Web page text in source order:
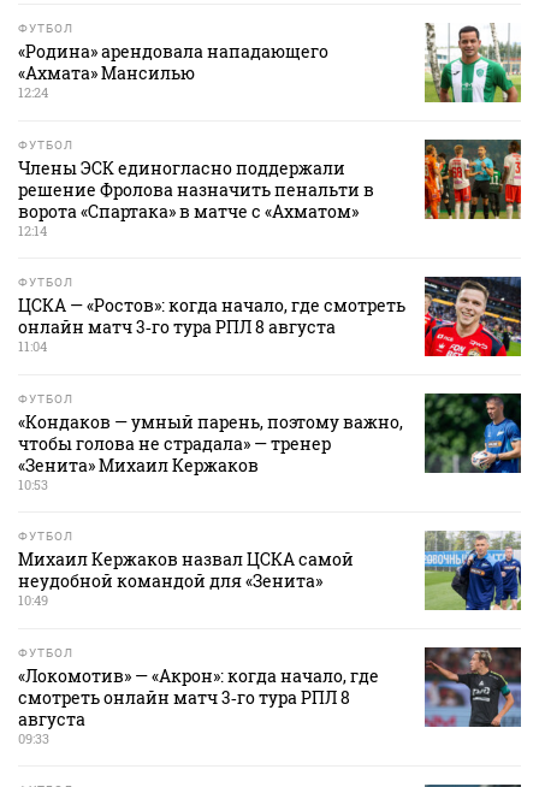
ФУТБОЛ
«Родина» арендовала нападающего
«Ахмата» Мансилью
12:24
ФУТБОЛ
Члены ЭСК единогласно поддержали
решение Фролова назначить пенальти в
ворота «Спартака» в матче с «Ахматом»
12:14
ФУТБОЛ
ЦСКА — «Ростов»: когда начало, где смотреть
онлайн матч 3‑го тура РПЛ 8 августа
11:04
ФУТБОЛ
«Кондаков — умный парень, поэтому важно,
чтобы голова не страдала» — тренер
«Зенита» Михаил Кержаков
10:53
ФУТБОЛ
Михаил Кержаков назвал ЦСКА самой
неудобной командой для «Зенита»
10:49
ФУТБОЛ
«Локомотив» — «Акрон»: когда начало, где
смотреть онлайн матч 3‑го тура РПЛ 8
августа
09:33